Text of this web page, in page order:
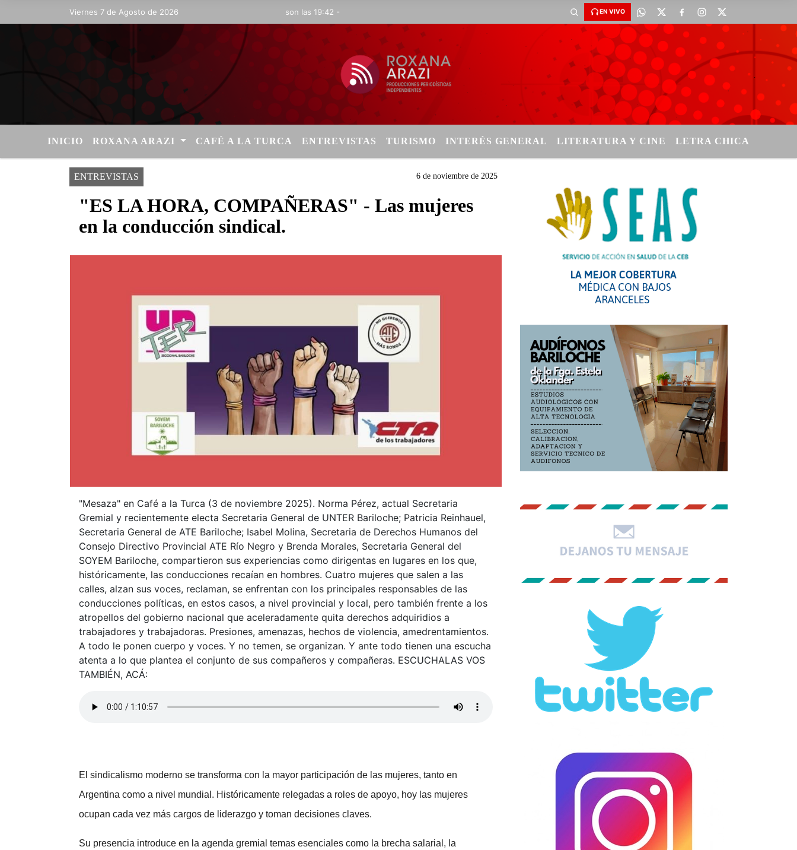
Viernes 7 de Agosto de 2026
Hoy es Viernes 7 de Agosto de 2026 y son las 19:42 - EN VIVO
INICIO ROXANA ARAZI CAFÉ A LA TURCA ENTREVISTAS TURISMO INTERÉS GENERAL LITERATURA Y CINE LETRA CHICA
ENTREVISTAS 6 de noviembre de 2025
"ES LA HORA, COMPAÑERAS" - Las mujeres
en la conducción sindical.
"Mesaza" en Café a la Turca (3 de noviembre 2025). Norma Pérez, actual Secretaria
Gremial y recientemente electa Secretaria General de UNTER Bariloche; Patricia Reinhauel,
Secretaria General de ATE Bariloche; Isabel Molina, Secretaria de Derechos Humanos del
Consejo Directivo Provincial ATE Río Negro y Brenda Morales, Secretaria General del
SOYEM Bariloche, compartieron sus experiencias como dirigentas en lugares en los que,
históricamente, las conducciones recaían en hombres. Cuatro mujeres que salen a las
calles, alzan sus voces, reclaman, se enfrentan con los principales responsables de las
conducciones políticas, en estos casos, a nivel provincial y local, pero también frente a los
atropellos del gobierno nacional que aceleradamente quita derechos adquiridios a
trabajadores y trabajadoras. Presiones, amenazas, hechos de violencia, amedrentamientos.
A todo le ponen cuerpo y voces. Y no temen, se organizan. Y ante todo tienen una escucha
atenta a lo que plantea el conjunto de sus compañeros y compañeras. ESCUCHALAS VOS
TAMBIÉN, ACÁ:
El sindicalismo moderno se transforma con la mayor participación de las mujeres, tanto en
Argentina como a nivel mundial. Históricamente relegadas a roles de apoyo, hoy las mujeres
ocupan cada vez más cargos de liderazgo y toman decisiones claves.
Su presencia introduce en la agenda gremial temas esenciales como la brecha salarial, la